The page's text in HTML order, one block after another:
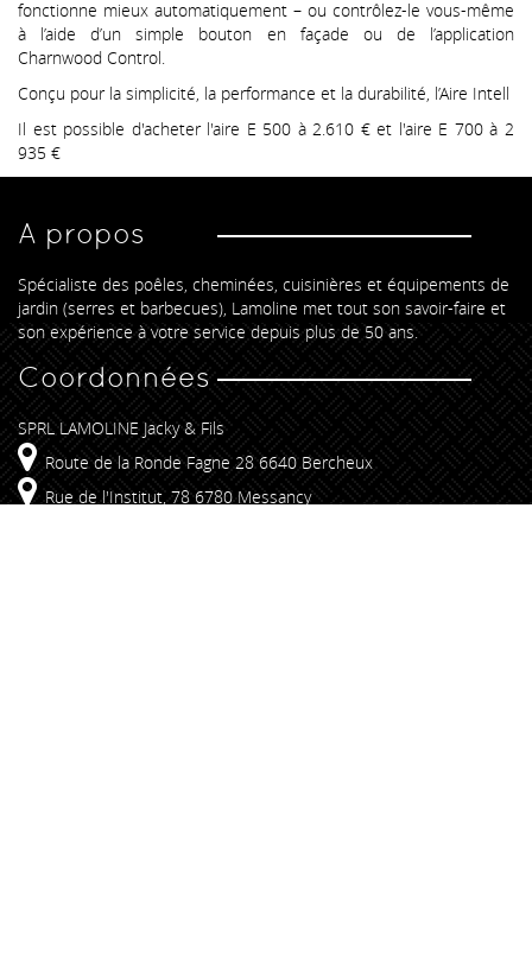
fonctionne mieux automatiquement – ou contrôlez-le vous-même
à l’aide d’un simple bouton en façade ou de l’application
Charnwood Control.
Conçu pour la simplicité, la performance et la durabilité, l’Aire Intell
Il est possible d'acheter l'aire E 500 à 2.610 € et l'aire E 700 à 2
935 €
A propos
Spécialiste des poêles, cheminées, cuisinières et équipements de
jardin (serres et barbecues), Lamoline met tout son savoir-faire et
son expérience à votre service depuis plus de 50 ans.
Coordonnées
SPRL LAMOLINE Jacky & Fils
Route de la Ronde Fagne 28 6640 Bercheux
Rue de l'Institut, 78 6780 Messancy